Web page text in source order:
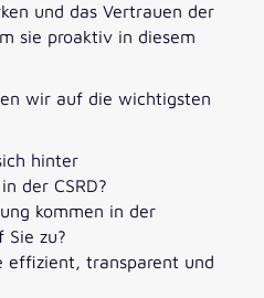
und das Vertrauen der
sie proaktiv in diesem
wir auf die wichtigsten
hinter
der CSRD?
kommen in der
Sie zu?
effizient, transparent und
entsprechend unserer
valantic GmbH und der mit ihr